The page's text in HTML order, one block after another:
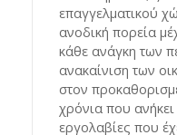
επαγγελματικού
ανοδική πορεία
κάθε ανάγκη των
ανακαίνιση των
στον
χρόνια που
εργολαβίες που